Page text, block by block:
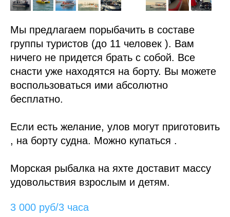
Мы предлагаем порыбачить в составе
группы туристов (до 11 человек ). Вам
ничего не придется брать с собой. Все
снасти уже находятся на борту. Вы можете
воспользоваться ими абсолютно
бесплатно.
Если есть желание, улов могут приготовить
, на борту судна. Можно купаться .
Морская рыбалка на яхте доставит массу
удовольствия взрослым и детям.
3 000 руб/3 часа